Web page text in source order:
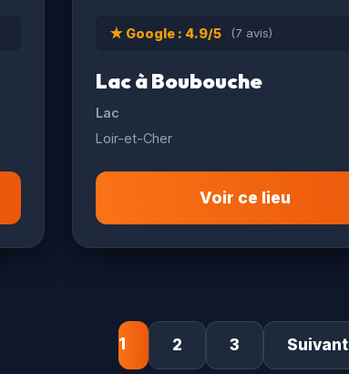
★ Google : 4.9/5 (7 avis)
Lac à Boubouche
Lac
Loir-et-Cher
Voir ce lieu
1 2 3 Suivant